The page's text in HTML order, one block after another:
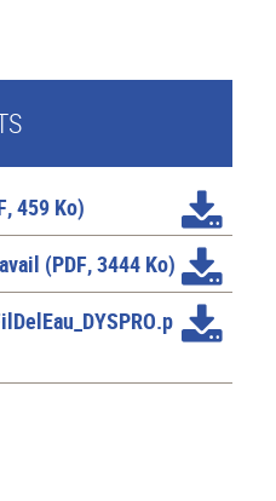
459 Ko)
(PDF, 3444 Ko)